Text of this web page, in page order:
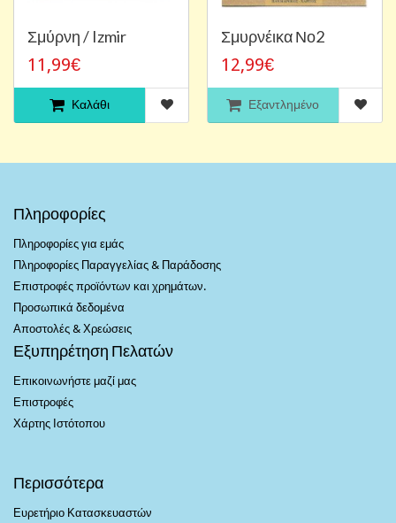
Σμύρνη / Izmir
11,99€
Καλάθι
Σμυρνέικα Νο2
12,99€
Εξαντλημένο
Πληροφορίες
Πληροφορίες για εμάς
Πληροφορίες Παραγγελίας & Παράδοσης
Επιστροφές προϊόντων και χρημάτων.
Προσωπικά δεδομένα
Αποστολές & Χρεώσεις
Εξυπηρέτηση Πελατών
Επικοινωνήστε μαζί μας
Επιστροφές
Χάρτης Ιστότοπου
Περισσότερα
Ευρετήριο Κατασκευαστών